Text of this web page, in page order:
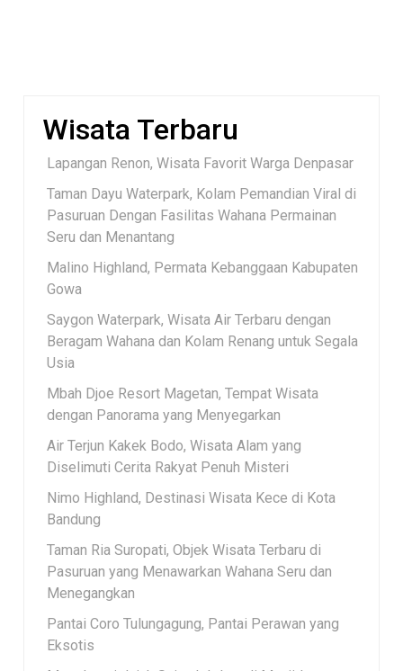
Wisata Terbaru
Lapangan Renon, Wisata Favorit Warga Denpasar
Taman Dayu Waterpark, Kolam Pemandian Viral di
Pasuruan Dengan Fasilitas Wahana Permainan
Seru dan Menantang
Malino Highland, Permata Kebanggaan Kabupaten
Gowa
Saygon Waterpark, Wisata Air Terbaru dengan
Beragam Wahana dan Kolam Renang untuk Segala
Usia
Mbah Djoe Resort Magetan, Tempat Wisata
dengan Panorama yang Menyegarkan
Air Terjun Kakek Bodo, Wisata Alam yang
Diselimuti Cerita Rakyat Penuh Misteri
Nimo Highland, Destinasi Wisata Kece di Kota
Bandung
Taman Ria Suropati, Objek Wisata Terbaru di
Pasuruan yang Menawarkan Wahana Seru dan
Menegangkan
Pantai Coro Tulungagung, Pantai Perawan yang
Eksotis